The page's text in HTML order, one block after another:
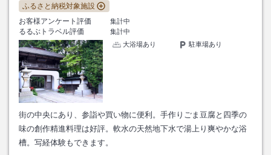
ふるさと納税対象施設
お客様アンケート評価
集計中
るるぶトラベル評価
集計中
大浴場あり
駐車場あり
街の中央にあり、参詣や買い物に便利。手作りごま豆腐と四季の
味の創作精進料理は好評。軟水の天然地下水で湯上り爽やかな浴
槽。写経体験もできます。